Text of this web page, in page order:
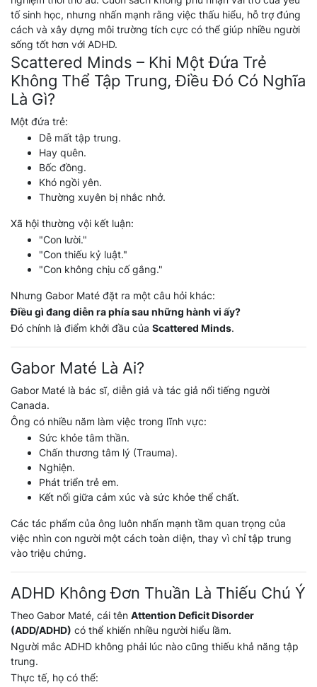
tố sinh học, nhưng nhấn mạnh rằng việc thấu hiểu, hỗ trợ đúng
cách và xây dựng môi trường tích cực có thể giúp nhiều người
sống tốt hơn với ADHD.
Scattered Minds – Khi Một Đứa Trẻ
Không Thể Tập Trung, Điều Đó Có Nghĩa
Là Gì?
Một đứa trẻ:
Dễ mất tập trung.
Hay quên.
Bốc đồng.
Khó ngồi yên.
Thường xuyên bị nhắc nhở.
Xã hội thường vội kết luận:
"Con lười."
"Con thiếu kỷ luật."
"Con không chịu cố gắng."
Nhưng Gabor Maté đặt ra một câu hỏi khác:
Điều gì đang diễn ra phía sau những hành vi ấy?
Đó chính là điểm khởi đầu của Scattered Minds.
Gabor Maté Là Ai?
Gabor Maté là bác sĩ, diễn giả và tác giả nổi tiếng người
Canada.
Ông có nhiều năm làm việc trong lĩnh vực:
Sức khỏe tâm thần.
Chấn thương tâm lý (Trauma).
Nghiện.
Phát triển trẻ em.
Kết nối giữa cảm xúc và sức khỏe thể chất.
Các tác phẩm của ông luôn nhấn mạnh tầm quan trọng của
việc nhìn con người một cách toàn diện, thay vì chỉ tập trung
vào triệu chứng.
ADHD Không Đơn Thuần Là Thiếu Chú Ý
Theo Gabor Maté, cái tên Attention Deficit Disorder
(ADD/ADHD) có thể khiến nhiều người hiểu lầm.
Người mắc ADHD không phải lúc nào cũng thiếu khả năng tập
trung.
Thực tế, họ có thể: